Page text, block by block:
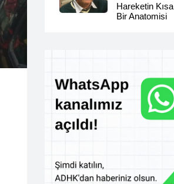
Mücadelesi
Hareketin Kısa
Bir Anatomisi